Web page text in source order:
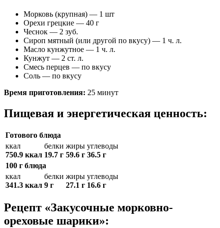
Морковь (крупная) — 1 шт
Орехи грецкие — 40 г
Чеснок — 2 зуб.
Сироп мятный (или другой по вкусу) — 1 ч. л.
Масло кунжутное — 1 ч. л.
Кунжут — 2 ст. л.
Смесь перцев — по вкусу
Соль — по вкусу
Время приготовления: 25 минут
Пищевая и энергетическая ценность:
Готового блюда
ккал
750.9 ккал
белки
19.7 г
жиры
59.6 г
углеводы
36.5 г
100 г блюда
ккал
341.3 ккал
белки
9 г
жиры
27.1 г
углеводы
16.6 г
Рецепт «Закусочные морковно-
ореховые шарики»: